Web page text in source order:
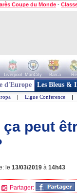
Coupe du Monde -
Liverpool ManCity Barca
d'Europe Les Bleus &
| Ligue Conference |
peut
le 13/03/2019 à 14h43
Partager: